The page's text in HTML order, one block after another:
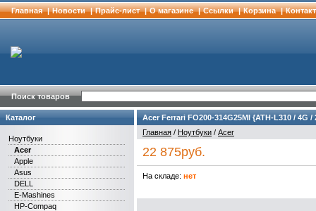
Главная | Новости | Прайс-лист | О магазине | Cсылки | Корзина |
Поиск товаров
Каталог
Ноутбуки
Acer
Apple
Asus
DELL
E-Mashines
HP-Compaq
Acer Ferrari FO200-314G25MI {ATH-L310 / 4G /
Главная / Ноутбуки / Acer
22 875руб.
На складе: нет